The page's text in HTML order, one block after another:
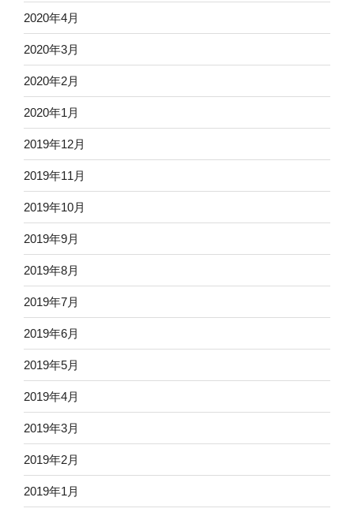
2020年4月
2020年3月
2020年2月
2020年1月
2019年12月
2019年11月
2019年10月
2019年9月
2019年8月
2019年7月
2019年6月
2019年5月
2019年4月
2019年3月
2019年2月
2019年1月